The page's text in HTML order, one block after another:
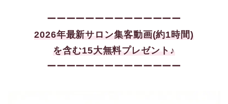
ーーーーーーーーーーーーーー
2026年最新サロン集客動画(約1時間)
を含む15大無料プレゼント♪
ーーーーーーーーーーーーーー